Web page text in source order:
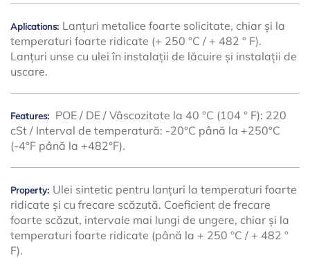
Aplications: Lanțuri metalice foarte solicitate, chiar și la
temperaturi foarte ridicate (+ 250 °C / + 482 ° F).
Lanțuri unse cu ulei în instalații de lăcuire și instalații de
uscare.
Features:
POE / DE / Vâscozitate la 40 °C (104 ° F): 220
cSt / Interval de temperatură: -20°C până la +250°C
(-4°F până la +482°F).
Property: Ulei sintetic pentru lanțuri la temperaturi foarte
ridicate și cu frecare scăzută. Coeficient de frecare
foarte scăzut, intervale mai lungi de ungere, chiar și la
temperaturi foarte ridicate (până la + 250 °C / + 482 °
F).